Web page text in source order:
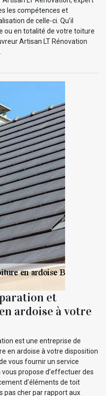
les compétences et
de celle-ci. Qu’il
ou en totalité de votre toiture
Artisan LT Rénovation
et
ardoise à votre
est une entreprise de
en ardoise à votre disposition
vous fournir un service
propose d’effectuer des
d’éléments de toit
pas cher par rapport aux